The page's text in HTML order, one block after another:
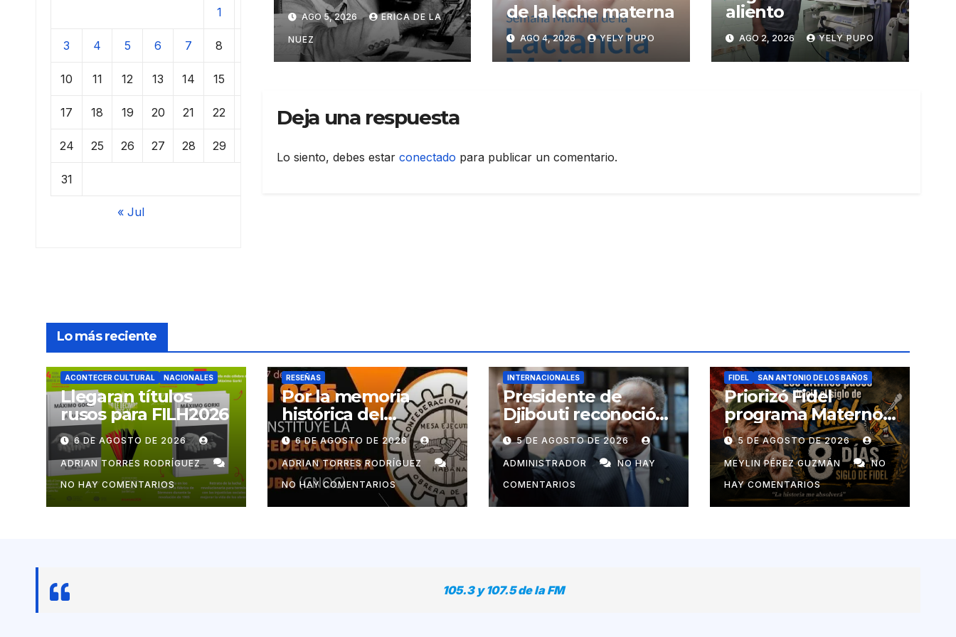
1
3 4 5 6 7 8
10 11 12 13 14 15
17 18 19 20 21 22
24 25 26 27 28 29
31
« Jul
historia
AGO 5, 2026 ERICA DE LA
NUEZ
de la leche materna
AGO 4, 2026 YELY PUPO
aliento
AGO 2, 2026 YELY PUPO
Deja una respuesta
Lo siento, debes estar conectado para publicar un comentario.
Lo más reciente
ACONTECER CULTURAL NACIONALES
Llegaran títulos
rusos para FILH2026
6 DE AGOSTO DE 2026
ADRIAN TORRES RODRÍGUEZ
NO HAY COMENTARIOS
RESEÑAS
Por la memoria
histórica del
movimiento obrero
cubano
6 DE AGOSTO DE 2026
ADRIAN TORRES RODRÍGUEZ
NO HAY COMENTARIOS
INTERNACIONALES
Presidente de
Djibouti reconoció
labor de
colaboradores de
Cuba
5 DE AGOSTO DE 2026
ADMINISTRADOR
NO HAY
COMENTARIOS
FIDEL SAN ANTONIO DE LOS BAÑOS
Priorizó Fidel
programa Materno
Infantil en el pais
5 DE AGOSTO DE 2026
MEYLIN PÉREZ GUZMÁN
NO
HAY COMENTARIOS
105.3 y 107.5 de la FM